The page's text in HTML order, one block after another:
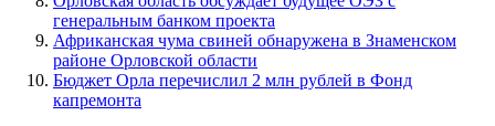
генеральным банком проекта
Африканская чума свиней обнаружена в Знаменском
районе Орловской области
Бюджет Орла перечислил 2 млн рублей в Фонд
капремонта